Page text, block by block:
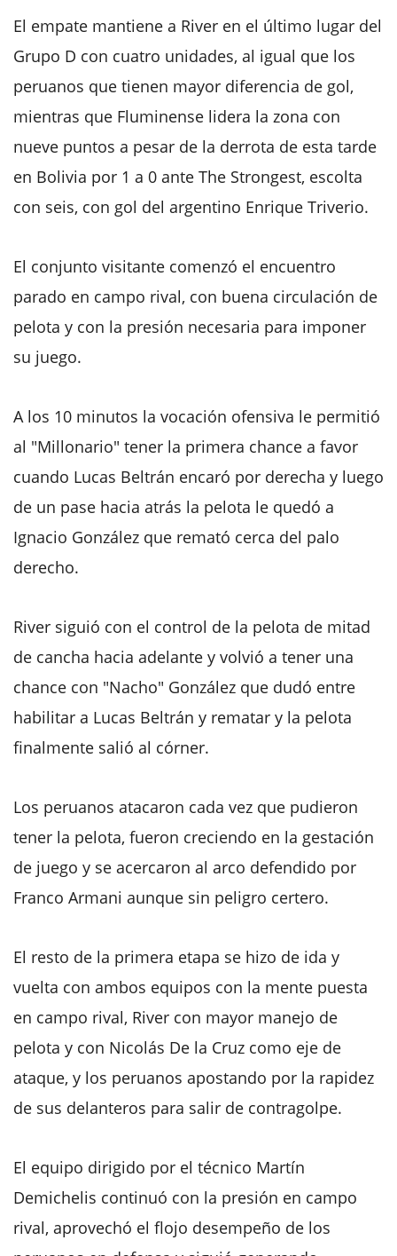
El empate mantiene a River en el último lugar del
Grupo D con cuatro unidades, al igual que los
peruanos que tienen mayor diferencia de gol,
mientras que Fluminense lidera la zona con
nueve puntos a pesar de la derrota de esta tarde
en Bolivia por 1 a 0 ante The Strongest, escolta
con seis, con gol del argentino Enrique Triverio.
El conjunto visitante comenzó el encuentro
parado en campo rival, con buena circulación de
pelota y con la presión necesaria para imponer
su juego.
A los 10 minutos la vocación ofensiva le permitió
al "Millonario" tener la primera chance a favor
cuando Lucas Beltrán encaró por derecha y luego
de un pase hacia atrás la pelota le quedó a
Ignacio González que remató cerca del palo
derecho.
River siguió con el control de la pelota de mitad
de cancha hacia adelante y volvió a tener una
chance con "Nacho" González que dudó entre
habilitar a Lucas Beltrán y rematar y la pelota
finalmente salió al córner.
Los peruanos atacaron cada vez que pudieron
tener la pelota, fueron creciendo en la gestación
de juego y se acercaron al arco defendido por
Franco Armani aunque sin peligro certero.
El resto de la primera etapa se hizo de ida y
vuelta con ambos equipos con la mente puesta
en campo rival, River con mayor manejo de
pelota y con Nicolás De la Cruz como eje de
ataque, y los peruanos apostando por la rapidez
de sus delanteros para salir de contragolpe.
El equipo dirigido por el técnico Martín
Demichelis continuó con la presión en campo
rival, aprovechó el flojo desempeño de los